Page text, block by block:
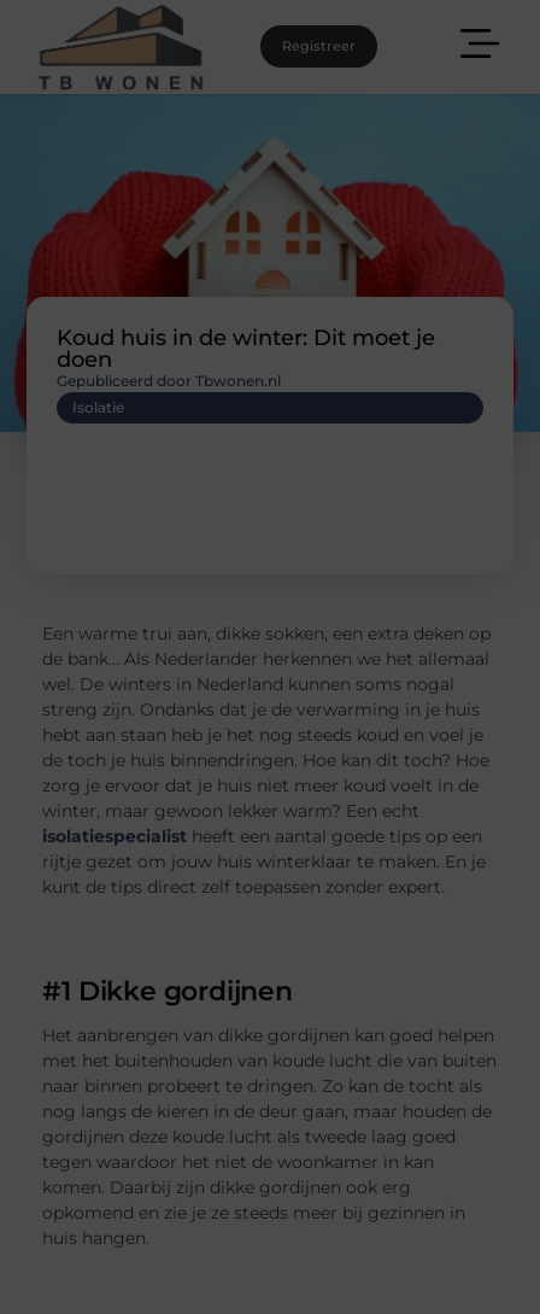
Registreer
Koud huis in de winter: Dit moet je
doen
Isolatie
Gepubliceerd door Tbwonen.nl
Een warme trui aan, dikke sokken, een extra deken op
de bank… Als Nederlander herkennen we het allemaal
wel. De winters in Nederland kunnen soms nogal
streng zijn. Ondanks dat je de verwarming in je huis
hebt aan staan heb je het nog steeds koud en voel je
de toch je huis binnendringen. Hoe kan dit toch? Hoe
zorg je ervoor dat je huis niet meer koud voelt in de
winter, maar gewoon lekker warm? Een echt
isolatiespecialist heeft een aantal goede tips op een
rijtje gezet om jouw huis winterklaar te maken. En je
kunt de tips direct zelf toepassen zonder expert.
#1 Dikke gordijnen
Het aanbrengen van dikke gordijnen kan goed helpen
met het buitenhouden van koude lucht die van buiten
naar binnen probeert te dringen. Zo kan de tocht als
nog langs de kieren in de deur gaan, maar houden de
gordijnen deze koude lucht als tweede laag goed
tegen waardoor het niet de woonkamer in kan
komen. Daarbij zijn dikke gordijnen ook erg
opkomend en zie je ze steeds meer bij gezinnen in
huis hangen.